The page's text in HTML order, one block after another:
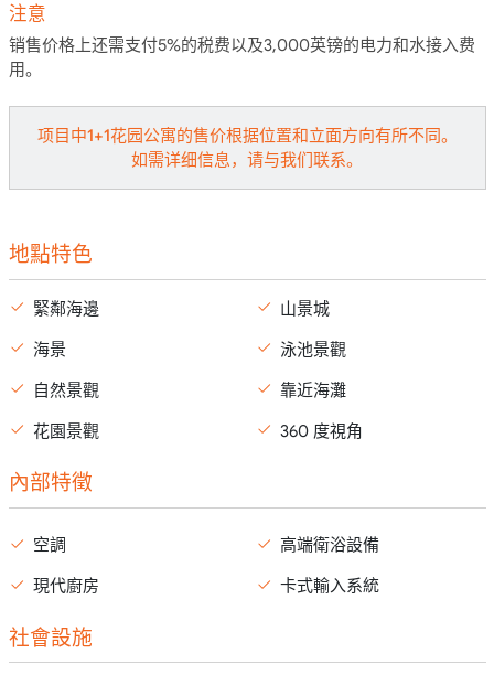
注意
销售价格上还需支付5%的税费以及3,000英镑的电力和水接入费
用。
项目中1+1花园公寓的售价根据位置和立面方向有所不同。
如需详细信息，请与我们联系。
地點特色
緊鄰海邊
海景
自然景觀
花園景觀
山景城
泳池景觀
靠近海灘
360 度視角
內部特徵
空調
現代廚房
高端衛浴設備
卡式輸入系統
社會設施